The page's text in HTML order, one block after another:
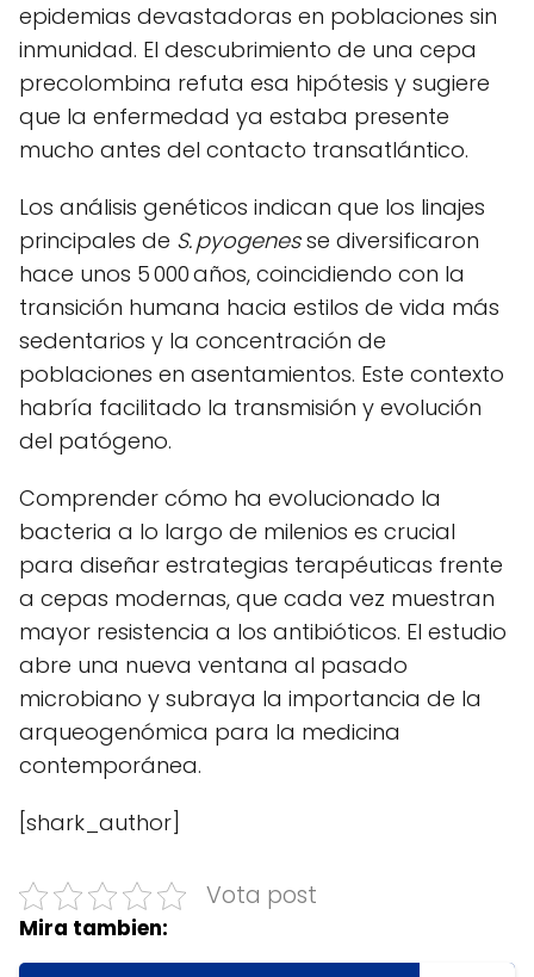
epidemias devastadoras en poblaciones sin
inmunidad. El descubrimiento de una cepa
precolombina refuta esa hipótesis y sugiere
que la enfermedad ya estaba presente
mucho antes del contacto transatlántico.
Los análisis genéticos indican que los linajes
principales de S. pyogenesse diversificaron
hace unos 5 000 años, coincidiendo con la
transición humana hacia estilos de vida más
sedentarios y la concentración de
poblaciones en asentamientos. Este contexto
habría facilitado la transmisión y evolución
del patógeno.
Comprender cómo ha evolucionado la
bacteria a lo largo de milenios es crucial
para diseñar estrategias terapéuticas frente
a cepas modernas, que cada vez muestran
mayor resistencia a los antibióticos. El estudio
abre una nueva ventana al pasado
microbiano y subraya la importancia de la
arqueogenómica para la medicina
contemporánea.
[shark_author]
Vota post
Mira tambien: